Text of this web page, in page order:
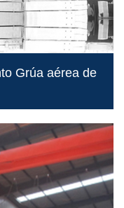
Grúa aérea de